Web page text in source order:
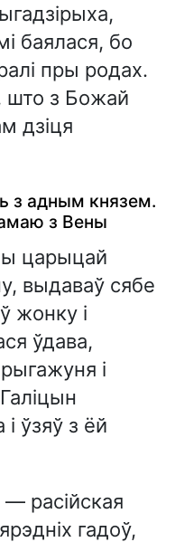
баялася, бо
пры родах.
што з Божай
дзіця
з адным князем.
з Вены
царыцай
выдаваў сябе
жонку і
ўдава,
і
ўзяў з ёй
— расійская
гадоў,